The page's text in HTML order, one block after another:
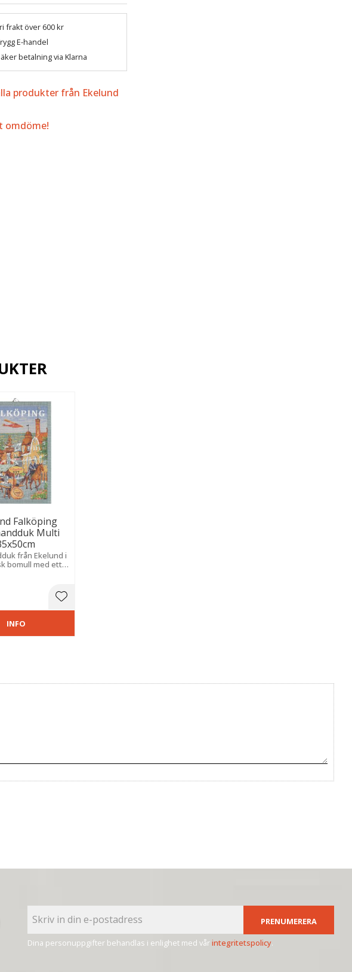
frakt över 600 kr
E-handel
betalning via Klarna
produkter från Ekelund
omdöme!
Falköping
Multi
från Ekelund i
bomull med ett
Lägg till i favoriter
INFO
PRENUMERERA
Dina personuppgifter behandlas i enlighet med vårintegritetspolicy.